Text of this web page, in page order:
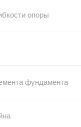
опоры
фундамента